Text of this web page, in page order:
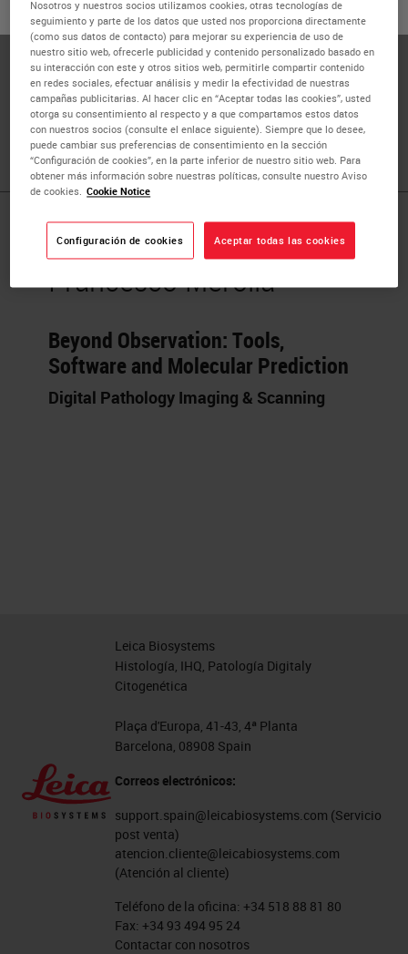
SÍ o No
Dr. Merolla is an experienced Researcher at University
Molise, Campobasso, Italy. He has a demonstrated history
of working in the higher education sector, and skilled in
cancer research, molecular biology, cell culture, anatomic
pathology and cancer. Dr. Merolla is board certified in
Pathology and has authored approximately 70 articles.
Published Pieces by
Francesco Merolla
Beyond Observation: Tools,
Software and Molecular Prediction
Digital Pathology Imaging & Scanning
Leica Biosystems
Histología, IHQ, Patología Digitaly
Citogenética
Plaça d'Europa, 41-43, 4ª Planta
Barcelona, 08908 Spain
Correos electrónicos:
support.spain@leicabiosystems.com (Servicio
post venta)
atencion.cliente@leicabiosystems.com
(Atención al cliente)
Teléfono de la oficina: +34 518 88 81 80
Fax: +34 93 494 95 24
Contactar con nosotros
Nosotros y nuestros socios utilizamos cookies, otras tecnologías de
seguimiento y parte de los datos que usted nos proporciona directamente
(como sus datos de contacto) para mejorar su experiencia de uso de
nuestro sitio web, ofrecerle publicidad y contenido personalizado basado en
su interacción con este y otros sitios web, permitirle compartir contenido
en redes sociales, efectuar análisis y medir la efectividad de nuestras
campañas publicitarias. Al hacer clic en “Aceptar todas las cookies”, usted
otorga su consentimiento al respecto y a que compartamos estos datos
con nuestros socios (consulte el enlace siguiente). Siempre que lo desee,
puede cambiar sus preferencias de consentimiento en la sección
“Configuración de cookies”, en la parte inferior de nuestro sitio web. Para
obtener más información sobre nuestras políticas, consulte nuestro Aviso
de cookies. Cookie Notice
Configuración de cookies Aceptar todas las cookies